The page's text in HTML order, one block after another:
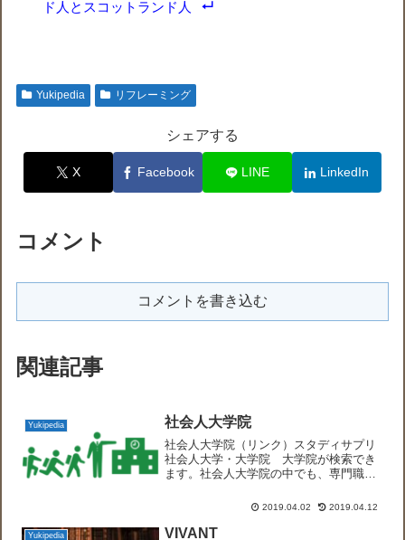
ド人とスコットランド人
Yukipedia リフレーミング
シェアする
X Facebook LINE LinkedIn
コメント
コメントを書き込む
関連記事
Yukipedia 社会人大学院
社会人大学院（リンク）スタディサプリ
社会人大学・大学院 大学院が検索でき
ます。社会人大学院の中でも、専門職大
び応用を教授研究し、高度の専門性が求
卓越した能力を培うことを...
2019.04.02 2019.04.12
Yukipedia VIVANT